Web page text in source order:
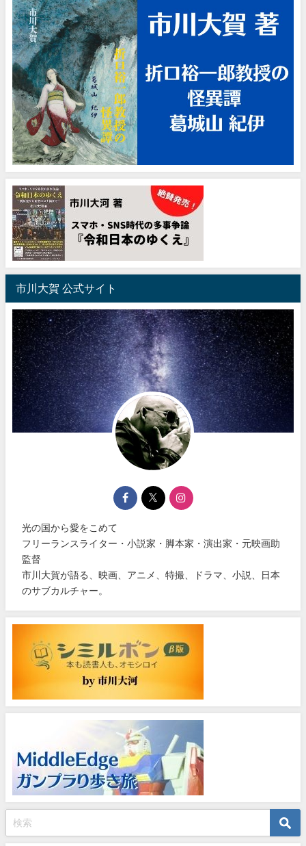
市川大賀 公式サイト
光の国から愛をこめて
フリーランスライター・小説家・脚本家・演出家・元映画助
監督
市川大賀が語る、映画、アニメ、特撮、ドラマ、小説、日本
のサブカルチャー。